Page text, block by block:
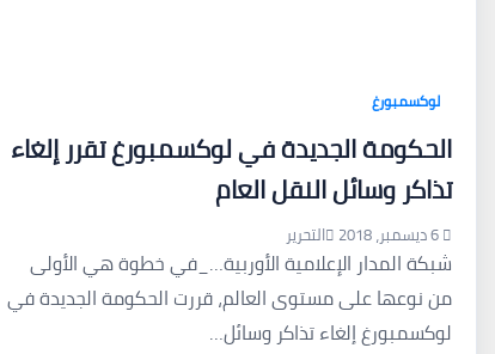
لوكسمبورغ
الحكومة الجديدة في لوكسمبورغ تقرر إلغاء
تذاكر وسائل النقل العام
6 ديسمبر، 2018 التحرير
شبكة المدار الإعلامية الأوربية…_في خطوة هي الأولى
من نوعها على مستوى العالم، قررت الحكومة الجديدة في
لوكسمبورغ إلغاء تذاكر وسائل…